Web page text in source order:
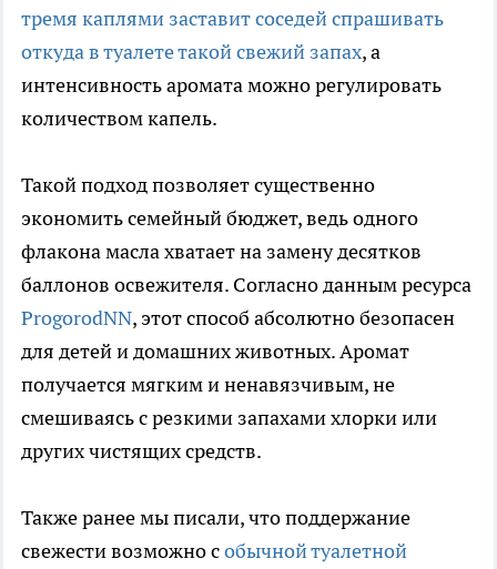
тремя каплями заставит соседей спрашивать
откуда в туалете такой свежий запах, а
интенсивность аромата можно регулировать
количеством капель.
Такой подход позволяет существенно
экономить семейный бюджет, ведь одного
флакона масла хватает на замену десятков
баллонов освежителя. Согласно данным ресурса
ProgorodNN, этот способ абсолютно безопасен
для детей и домашних животных. Аромат
получается мягким и ненавязчивым, не
смешиваясь с резкими запахами хлорки или
других чистящих средств.
Также ранее мы писали, что поддержание
свежести возможно собычной туалетной